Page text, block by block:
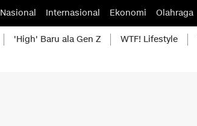
Nasional Internasional Ekonomi Olahraga
'High' Baru ala Gen Z WTF! Lifestyle